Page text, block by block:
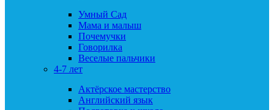
Умный Сад
Мама и малыш
Почемучки
Говорилка
Веселые пальчики
4-7 лет
Актёрское мастерство
Английский язык